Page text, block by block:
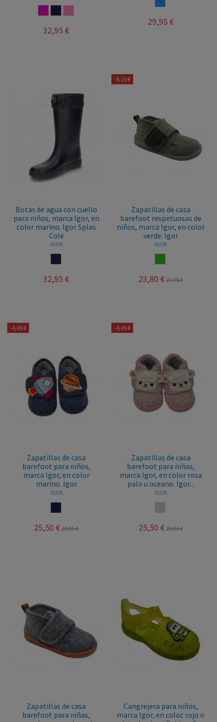
32,95 €
29,95 €
Botas de agua con cuello
para niños, marca Igor, en
color marino. Igor Splas
Cole
IGOR
32,95 €
-4,15 €
Zapatillas de casa
barefoot respetuosas de
niños, marca Igor, en color
verde. Igor
IGOR
23,80 € 27,95 €
-4,45 €
Zapatillas de casa
barefoot para niños,
marca Igor, en color
marino. Igor
IGOR
25,50 € 29,95 €
-4,45 €
Zapatillas de casa
barefoot para niñas,
marca Igor, en color rosa
palo u oceano. Igor...
IGOR
25,50 € 29,95 €
Zapatillas de casa
barefoot para niñas,
Cangrejera para niños,
marca Igor, en coloc rojo o